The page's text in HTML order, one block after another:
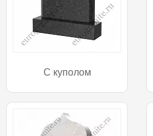
С куполом